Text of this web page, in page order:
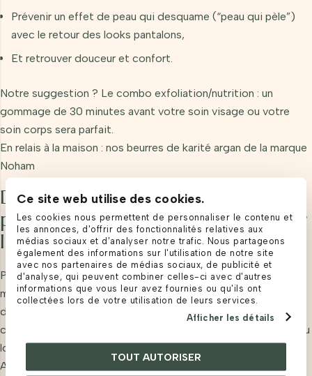
Ce site web utilise des cookies.
Les cookies nous permettent de personnaliser le contenu et
les annonces, d'offrir des fonctionnalités relatives aux
médias sociaux et d'analyser notre trafic. Nous partageons
également des informations sur l'utilisation de notre site
avec nos partenaires de médias sociaux, de publicité et
d'analyse, qui peuvent combiner celles-ci avec d'autres
informations que vous leur avez fournies ou qu'ils ont
collectées lors de votre utilisation de leurs services.
Afficher les détails
TOUT AUTORISER
Prévenir un effet de peau qui desquame (“peau qui pèle”)
avec le retour des looks pantalons,
Et retrouver douceur et confort.
Notre suggestion ? Le combo exfoliation/nutrition : un
gommage de 30 minutes avant votre soin visage ou votre
soin corps sera parfait.
En relais à la maison : nos beurres de karité argan de la marque
Noham
Des mains et des pieds tous
propres, tous neufs, pour conquérir
le monde
Parce que les pieds sont associés à la dynamique du
mouvement, et que les mains nous permettent de saisir et
d’accueillir les opportunités, vous vous sentirez toujours plus
conquérante, et dans un esprit vif de rentrée, avec un nouveau
look jusqu’au bout du vernis.
Au revoir à votre pose “pré-vacances” qui aura bien vécu,